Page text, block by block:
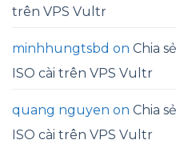
trên VPS Vultr
minhhungtsbd on Chia
ISO cài trên VPS Vultr
quang nguyen on Chia
ISO cài trên VPS Vultr